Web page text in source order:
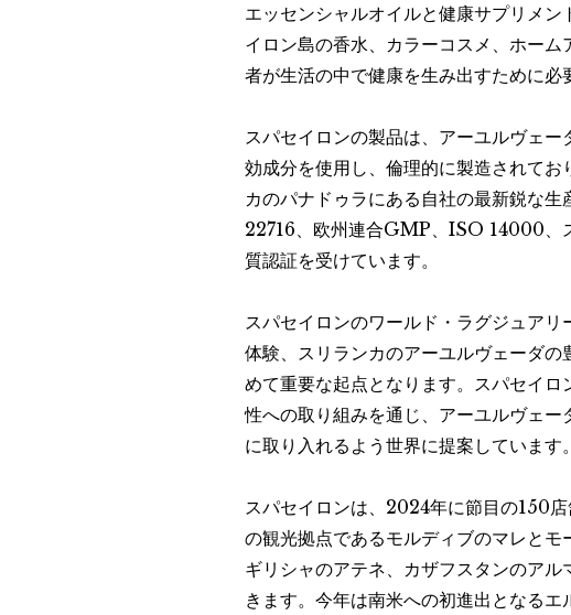
エッセンシャルオイルと健康サプリメ
イロン島の香水、カラーコスメ、ホー
者が生活の中で健康を生み出すために必
スパセイロンの製品は、アーユルヴェ
効成分を使用し、倫理的に製造されて
カのパナドゥラにある自社の最新鋭な
22716、欧州連合GMP、ISO 14000、
質認証を受けています。
スパセイロンのワールド・ラグジュア
体験、スリランカのアーユルヴェーダ
めて重要な起点となります。スパセイ
性への取り組みを通じ、アーユルヴェ
に取り入れるよう世界に提案しています。
スパセイロンは、2024年に節目の150
の観光拠点であるモルディブのマレとモ
ギリシャのアテネ、カザフスタンのア
きます。今年は南米への初進出となるエ